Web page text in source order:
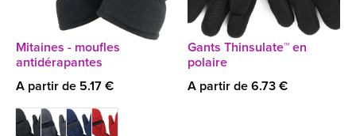
Mitaines - moufles
antidérapantes
A partir de 5.17 €
Gants Thinsulate™ en
polaire
A partir de 6.73 €